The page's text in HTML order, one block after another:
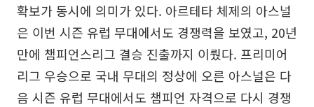
확보가 동시에 의미가 있다. 아르테타 체제의 아스널
은 이번 시즌 유럽 무대에서도 경쟁력을 보였고, 20년
만에 챔피언스리그 결승 진출까지 이뤘다. 프리미어
리그 우승으로 국내 무대의 정상에 오른 아스널은 다
음 시즌 유럽 무대에서도 챔피언 자격으로 다시 경쟁